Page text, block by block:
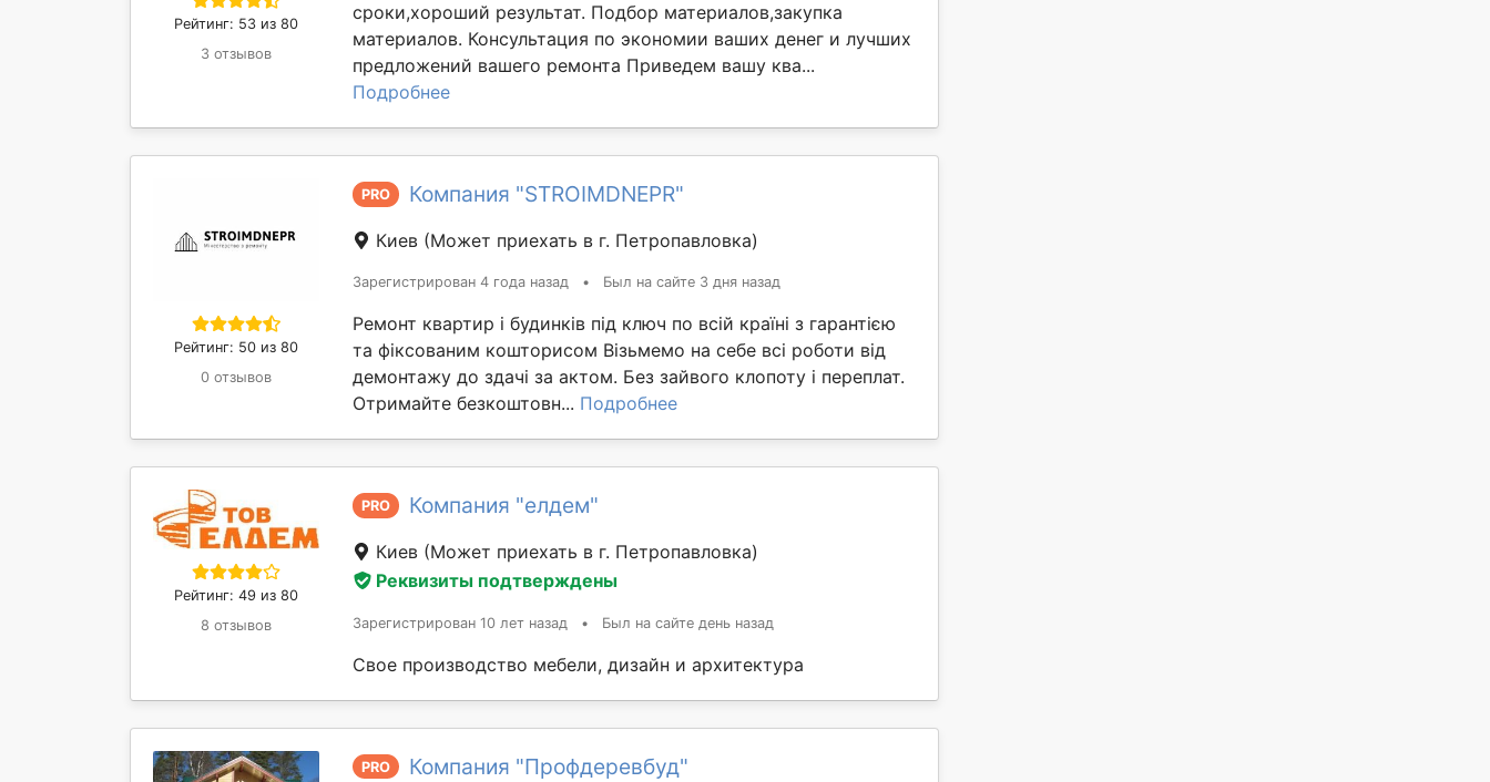
Рейтинг: 53 из 80
3 отзывов
сроки,хороший результат. Подбор материалов,закупка
материалов. Консультация по экономии ваших денег и лучших
предложений вашего ремонта Приведем вашу ква...
Подробнее
Рейтинг: 50 из 80
0 отзывов
PRO Компания "STROIMDNEPR"
Киев (Может приехать в г. Петропавловка)
Зарегистрирован 4 года назад • Был на сайте 3 дня назад
Ремонт квартир і будинків під ключ по всій країні з гарантією
та фіксованим кошторисом Візьмемо на себе всі роботи від
демонтажу до здачі за актом. Без зайвого клопоту і переплат.
Отримайте безкоштовн... Подробнее
Рейтинг: 49 из 80
8 отзывов
PRO Компания "елдем"
Киев (Может приехать в г. Петропавловка)
Реквизиты подтверждены
Зарегистрирован 10 лет назад • Был на сайте день назад
Свое производство мебели, дизайн и архитектура
PRO Компания "Профдеревбуд"